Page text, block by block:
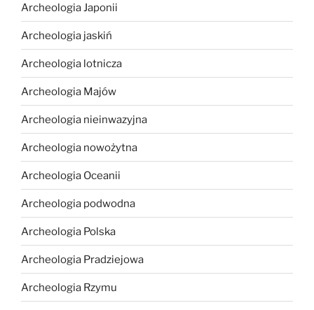
Archeologia Japonii
Archeologia jaskiń
Archeologia lotnicza
Archeologia Majów
Archeologia nieinwazyjna
Archeologia nowożytna
Archeologia Oceanii
Archeologia podwodna
Archeologia Polska
Archeologia Pradziejowa
Archeologia Rzymu